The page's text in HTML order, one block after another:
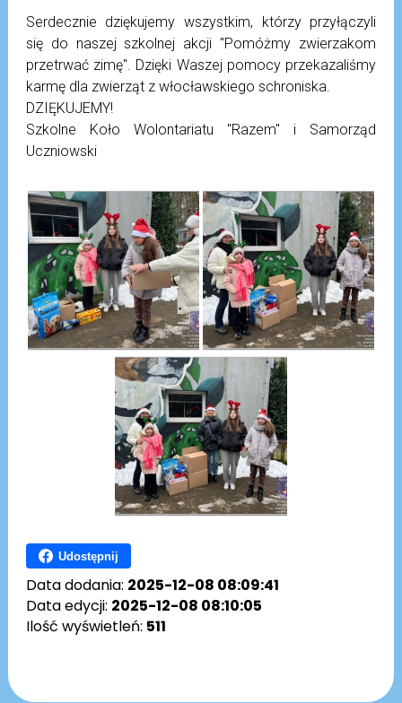
Serdecznie dziękujemy wszystkim, którzy przyłączyli
się do naszej szkolnej akcji "Pomóżmy zwierzakom
przetrwać zimę". Dzięki Waszej pomocy przekazaliśmy
karmę dla zwierząt z włocławskiego schroniska.
DZIĘKUJEMY!
Szkolne Koło Wolontariatu "Razem" i Samorząd
Uczniowski
Udostępnij
Data dodania: 2025-12-08 08:09:41
Data edycji: 2025-12-08 08:10:05
Ilość wyświetleń: 511